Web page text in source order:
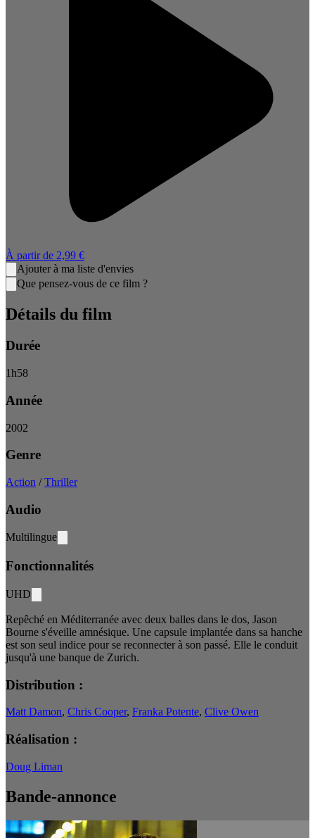
À partir de 2,99 €
Ajouter à ma liste d'envies
Que pensez-vous de ce film ?
Détails du film
Durée
1h58
Année
2002
Genre
Action /Thriller
Audio
Multilingue
Fonctionnalités
UHD
Repêché en Méditerranée avec deux balles dans le dos, Jason
Bourne s'éveille amnésique. Une capsule implantée dans sa hanche
est son seul indice pour se reconnecter à son passé. Elle le conduit
jusqu'à une banque de Zurich.
Distribution :
Matt Damon, Chris Cooper, Franka Potente, Clive Owen
Réalisation :
Doug Liman
Bande-annonce